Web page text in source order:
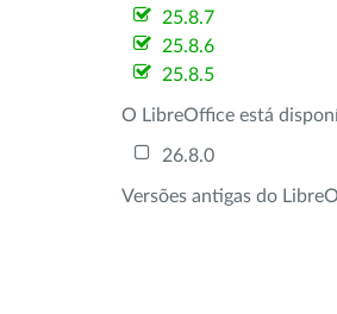
25.8.7
25.8.6
25.8.5
O LibreOffice está
26.8.0
Versões antigas do